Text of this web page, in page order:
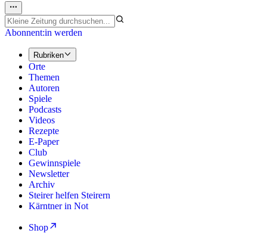
Abonnent:in werden
Rubriken
Orte
Themen
Autoren
Spiele
Podcasts
Videos
Rezepte
E-Paper
Club
Gewinnspiele
Newsletter
Archiv
Steirer helfen Steirern
Kärntner in Not
Shop